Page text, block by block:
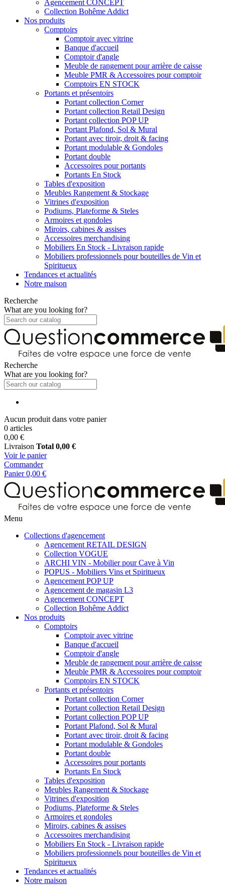
Agencement CONCEPT
Collection Bohême Addict
Nos produits
Comptoirs
Comptoir avec vitrine
Banque d'accueil
Comptoir d'angle
Meuble de rangement pour arrière de caisse
Meuble PMR & Accessoires pour comptoir
Comptoirs EN STOCK
Portants et présentoirs
Portant collection Corner
Portant collection Retail Design
Portant collection POP UP
Portant Plafond, Sol & Mural
Portant avec tiroir, droit & facing
Portant modulable & Gondoles
Portant double
Accessoires pour portants
Portants En Stock
Tables d'exposition
Meubles Rangement & Stockage
Vitrines d'exposition
Podiums, Plateforme & Steles
Armoires et gondoles
Miroirs, cabines & assises
Accessoires merchandising
Mobiliers En Stock - Livraison rapide
Mobiliers professionnels pour bouteilles de Vin et
Spiritueux
Tendances et actualités
Notre maison
Recherche
What are you looking for?
Recherche
What are you looking for?
Aucun produit dans votre panier
0 articles
0,00 €
Livraison Total 0,00 €
Voir le panier
Commander
Panier 0,00 €
Menu
Collections d'agencement
Agencement RETAIL DESIGN
Collection VOGUE
ARCHI VIN - Mobilier pour Cave à Vin
POPUS - Mobiliers Vins et Spiritueux
Agencement POP UP
Agencement de magasin L3
Agencement CONCEPT
Collection Bohême Addict
Nos produits
Comptoirs
Comptoir avec vitrine
Banque d'accueil
Comptoir d'angle
Meuble de rangement pour arrière de caisse
Meuble PMR & Accessoires pour comptoir
Comptoirs EN STOCK
Portants et présentoirs
Portant collection Corner
Portant collection Retail Design
Portant collection POP UP
Portant Plafond, Sol & Mural
Portant avec tiroir, droit & facing
Portant modulable & Gondoles
Portant double
Accessoires pour portants
Portants En Stock
Tables d'exposition
Meubles Rangement & Stockage
Vitrines d'exposition
Podiums, Plateforme & Steles
Armoires et gondoles
Miroirs, cabines & assises
Accessoires merchandising
Mobiliers En Stock - Livraison rapide
Mobiliers professionnels pour bouteilles de Vin et
Spiritueux
Tendances et actualités
Notre maison